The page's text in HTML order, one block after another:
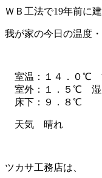
ＷＢ工法で19年前に
我が家の今日の温度・
室温：１４．０℃
室外：１．５℃ 湿
床下：９．８℃
天気 晴れ
ツカサ工務店は、